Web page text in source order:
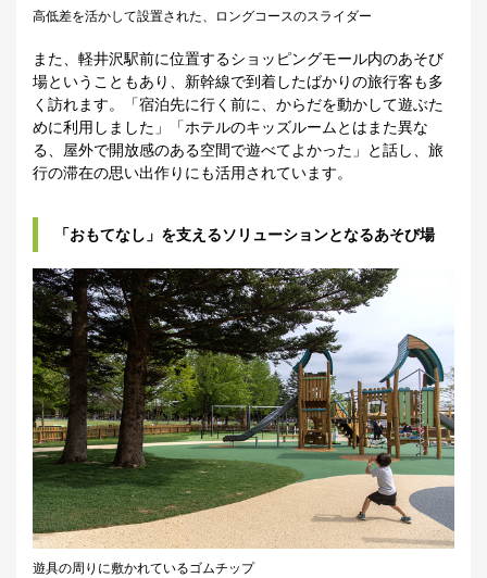
高低差を活かして設置された、ロングコースのスライダー
また、軽井沢駅前に位置するショッピングモール内のあそび
場ということもあり、新幹線で到着したばかりの旅行客も多
く訪れます。「宿泊先に行く前に、からだを動かして遊ぶた
めに利用しました」「ホテルのキッズルームとはまた異な
る、屋外で開放感のある空間で遊べてよかった」と話し、旅
行の滞在の思い出作りにも活用されています。
「おもてなし」を支えるソリューションとなるあそび場
遊具の周りに敷かれているゴムチップ